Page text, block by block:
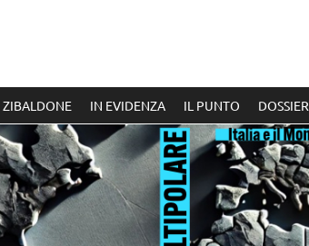
ZIBALDONE IN EVIDENZA IL PUNTO DOSSIER